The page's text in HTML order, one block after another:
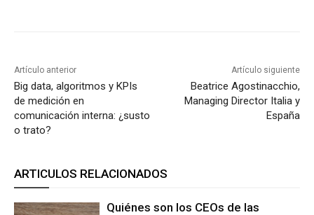
Artículo anterior
Big data, algoritmos y KPIs
de medición en
comunicación interna: ¿susto
o trato?
Artículo siguiente
Beatrice Agostinacchio,
Managing Director Italia y
España
ARTICULOS RELACIONADOS
Quiénes son los CEOs de las